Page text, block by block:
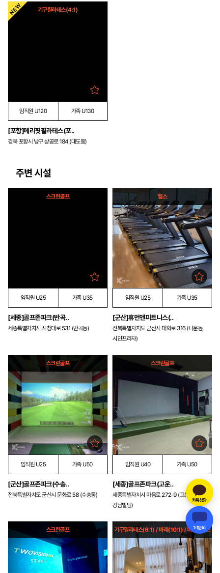
카톡상담
1:1문의
기구필라테스(4:1)
임직원 U120 가족 U130
[포항]메리핏필라테스(포..
경북 포항시 남구 상공로 184 (대도동)
주변 시설
스크린골프
임직원 U25 가족 U35
[세종]골프존파크(반곡..
세종특별자치시 시청대로 531 (반곡동)
헬스
임직원 U25 가족 U35
[군산]휴먼앤피트니스(..
전북특별자치도 군산시 대학로 316 (나운동,
시민프라자)
스크린골프
임직원 U25 가족 U50
[군산]골프존파크(수송..
전북특별자치도 군산시 문화로 58 (수송동)
스크린골프
임직원 U40 가족 U50
[세종]골프존파크(고운..
세종특별자치시 마음로 272-9 (고운동,
강남빌딩)
스크린골프 기구필라테스(6:1) / 바레(10:1) / 바디밸런스